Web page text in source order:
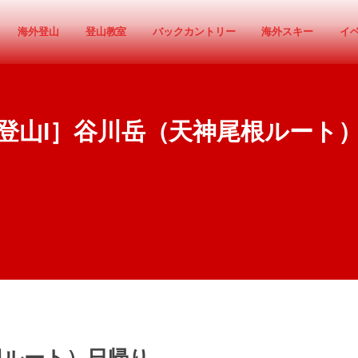
海外登山 登山教室 バックカントリー 海外スキー イ
山I］谷川岳（天神尾根ルート